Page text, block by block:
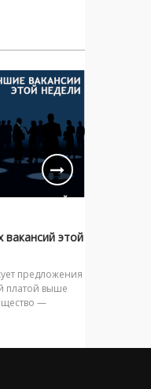
вакансий этой
предложения
платой выше
—